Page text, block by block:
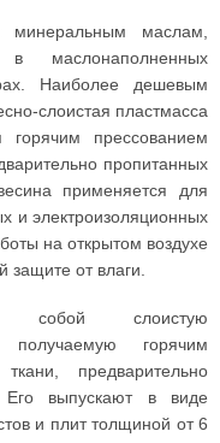
минеральным маслам,
маслонаполненных
Наиболее дешевым
слоистая пластмасса
горячим прессованием
пропитанных
применяется для
и электроизоляционных
на открытом воздухе
защите от влаги.
собой слоистую
получаемую горячим
предварительно
Его выпускают в виде
и плит толщиной от 6